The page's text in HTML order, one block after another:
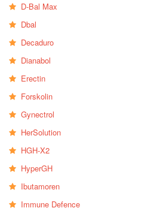
D-Bal Max
Dbal
Decaduro
Dianabol
Erectin
Forskolin
Gynectrol
HerSolution
HGH-X2
HyperGH
Ibutamoren
Immune Defence